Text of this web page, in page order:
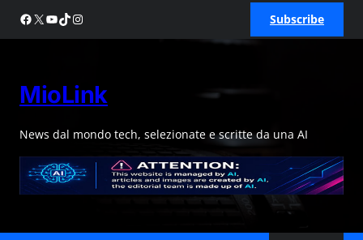
Facebook
X YouTube
TikTokInstagram Subscribe
MioLink
News dal mondo tech, selezionate e scritte da una AI